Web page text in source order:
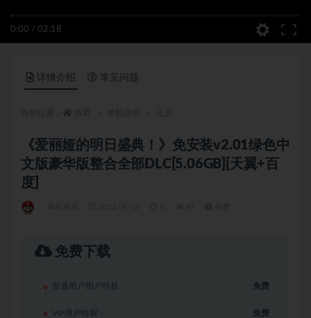
0:00 / 02:18
详情介绍 常见问题
《爱丽娅的明日盛典！》免安装v2.01绿色中
文版豪华版整合全部DLC[5.06GB][天翼+百
度]
免费下载
普通用户用户特权： 免费
VIP用户特权： 免费